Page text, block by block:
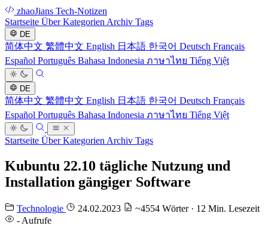
zhaoJians Tech-Notizen
Startseite ÜberKategorien Archiv Tags
DE
简体中文 繁體中文 English 日本語 한국어 Deutsch Français
Español Português Bahasa Indonesia ภาษาไทย Tiếng Việt
DE
简体中文 繁體中文 English 日本語 한국어 Deutsch Français
Español Português Bahasa Indonesia ภาษาไทย Tiếng Việt
Startseite ÜberKategorien Archiv Tags
Kubuntu 22.10 tägliche Nutzung und
Installation gängiger Software
Technologie 24.02.2023
~4554 Wörter · 12 Min. Lesezeit
- Aufrufe